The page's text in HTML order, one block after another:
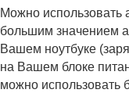
Можно использовать
большим значением
Вашем ноутбуке
на Вашем блоке
можно использовать